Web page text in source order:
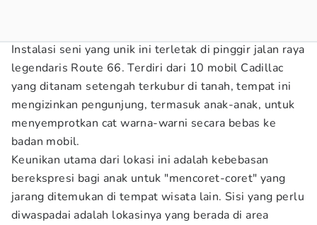
Instalasi seni yang unik ini terletak di pinggir jalan raya
legendaris Route 66. Terdiri dari 10 mobil Cadillac
yang ditanam setengah terkubur di tanah, tempat ini
mengizinkan pengunjung, termasuk anak-anak, untuk
menyemprotkan cat warna-warni secara bebas ke
badan mobil.
Keunikan utama dari lokasi ini adalah kebebasan
berekspresi bagi anak untuk "mencoret-coret" yang
jarang ditemukan di tempat wisata lain. Sisi yang perlu
diwaspadai adalah lokasinya yang berada di area